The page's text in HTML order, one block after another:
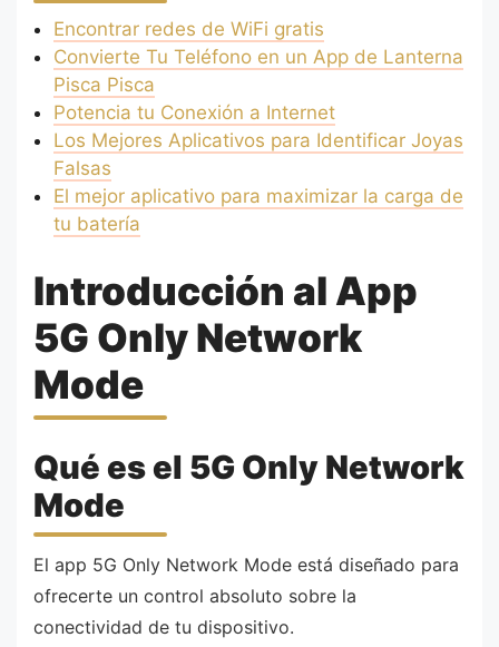
Encontrar redes de WiFi gratis
Convierte Tu Teléfono en un App de Lanterna
Pisca Pisca
Potencia tu Conexión a Internet
Los Mejores Aplicativos para Identificar Joyas
Falsas
El mejor aplicativo para maximizar la carga de
tu batería
Introducción al App
5G Only Network
Mode
Qué es el 5G Only Network
Mode
El app 5G Only Network Mode está diseñado para
ofrecerte un control absoluto sobre la
conectividad de tu dispositivo.